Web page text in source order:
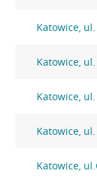
Katowice,
Katowice,
Katowice,
Katowice,
Katowice,